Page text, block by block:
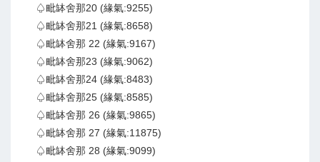
♤毗缽舍那20 (緣氣:9255)
♤毗缽舍那21 (緣氣:8658)
♤毗缽舍那 22 (緣氣:9167)
♤毗缽舍那23 (緣氣:9062)
♤毗缽舍那24 (緣氣:8483)
♤毗缽舍那25 (緣氣:8585)
♤毗缽舍那 26 (緣氣:9865)
♤毗缽舍那 27 (緣氣:11875)
♤毗缽舍那 28 (緣氣:9099)